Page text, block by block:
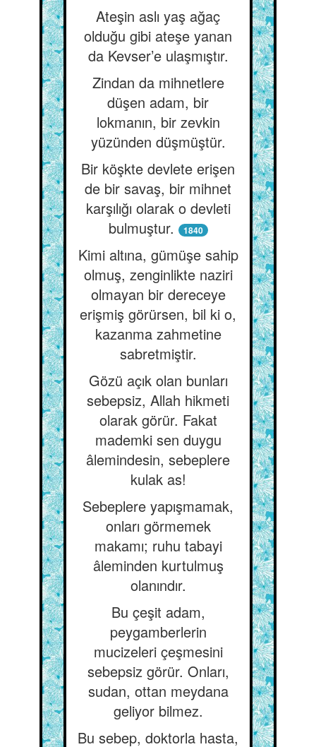
Ateşin aslı yaş ağaç
olduğu gibi ateşe yanan
da Kevser’e ulaşmıştır.
Zindan da mihnetlere
düşen adam, bir
lokmanın, bir zevkin
yüzünden düşmüştür.
Bir köşkte devlete erişen
de bir savaş, bir mihnet
karşılığı olarak o devleti
bulmuştur.
1840
Kimi altına, gümüşe sahip
olmuş, zenginlikte naziri
olmayan bir dereceye
erişmiş görürsen, bil ki o,
kazanma zahmetine
sabretmiştir.
Gözü açık olan bunları
sebepsiz, Allah hikmeti
olarak görür. Fakat
mademki sen duygu
âlemindesin, sebeplere
kulak as!
Sebeplere yapışmamak,
onları görmemek
makamı; ruhu tabayi
âleminden kurtulmuş
olanındır.
Bu çeşit adam,
peygamberlerin
mucizeleri çeşmesini
sebepsiz görür. Onları,
sudan, ottan meydana
geliyor bilmez.
Bu sebep, doktorla hasta,